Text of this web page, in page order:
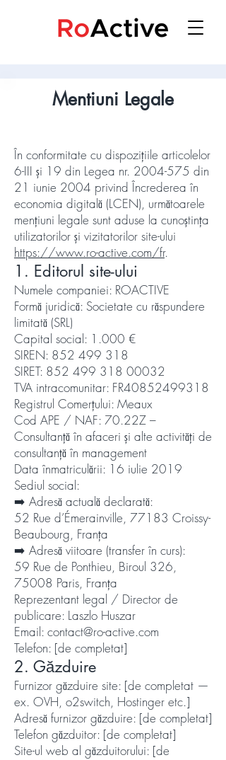
Mentiuni Legale
În conformitate cu dispozițiile articolelor
6-III și 19 din Legea nr. 2004-575 din
21 iunie 2004 privind Încrederea în
economia digitală (LCEN), următoarele
mențiuni legale sunt aduse la cunoștința
utilizatorilor și vizitatorilor site-ului
https://www.ro-active.com/fr.
1. Editorul site-ului
Numele companiei: ROACTIVE
Formă juridică: Societate cu răspundere
limitată (SRL)
Capital social: 1.000 €
SIREN: 852 499 318
SIRET: 852 499 318 00032
TVA intracomunitar: FR40852499318
Registrul Comerțului: Meaux
Cod APE / NAF: 70.22Z –
Consultanță în afaceri și alte activități de
consultanță în management
Data înmatriculării: 16 iulie 2019
Sediul social:
➡️ Adresă actuală declarată:
52 Rue d’Émerainville, 77183 Croissy-
Beaubourg, Franța
➡️ Adresă viitoare (transfer în curs):
59 Rue de Ponthieu, Biroul 326,
75008 Paris, Franța
Reprezentant legal / Director de
publicare: Laszlo Huszar
Email: contact@ro-active.com
Telefon: [de completat]
2. Găzduire
Furnizor găzduire site: [de completat —
ex. OVH, o2switch, Hostinger etc.]
Adresă furnizor găzduire: [de completat]
Telefon găzduitor: [de completat]
Site-ul web al găzduitorului: [de